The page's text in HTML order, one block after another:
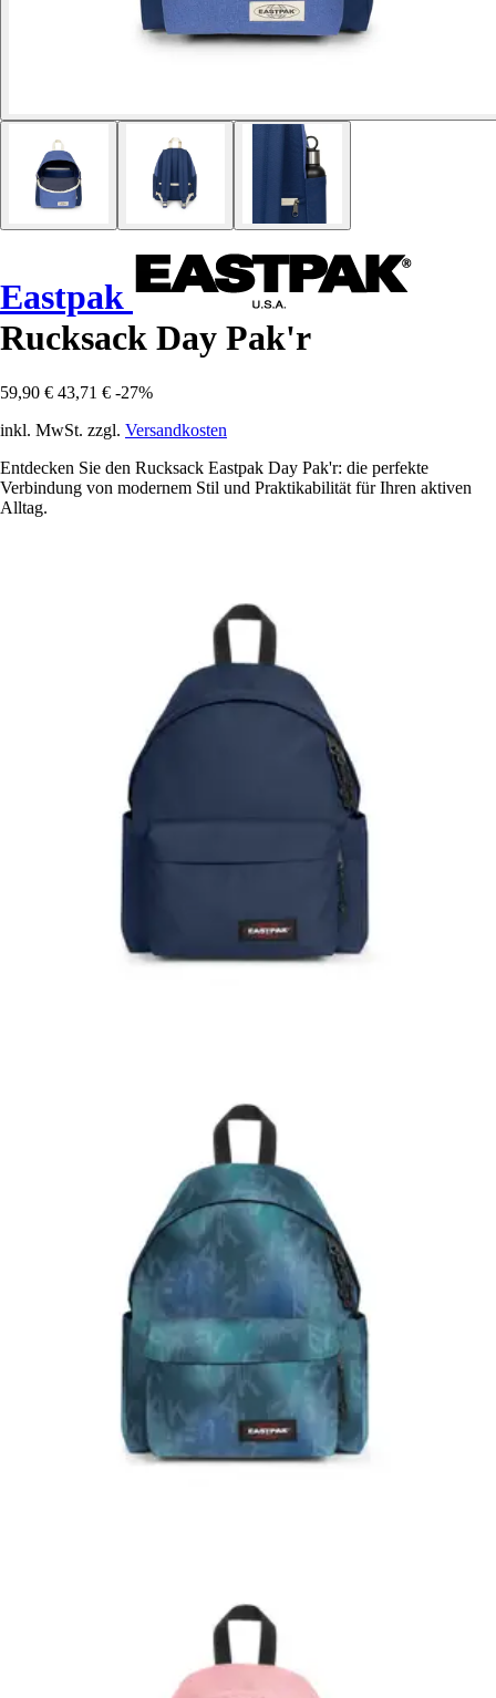
Eastpak
Rucksack Day Pak'r
59,90 € 43,71 € -27%
inkl. MwSt. zzgl. Versandkosten
Entdecken Sie den Rucksack Eastpak Day Pak'r: die perfekte
Verbindung von modernem Stil und Praktikabilität für Ihren aktiven
Alltag.